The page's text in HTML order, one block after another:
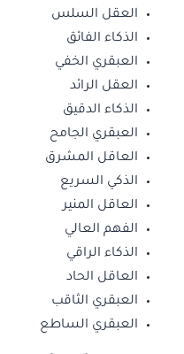
العقل السلس
الذكاء الفائق
العبقري الخفي
العقل الرائد
الذكاء الدقيق
العبقري الجامح
العاقل المشرق
الذكي السريع
العاقل المنير
الفهم العالي
الذكاء الراقي
العاقل الحاد
العبقري الثاقب
العبقري الساطع